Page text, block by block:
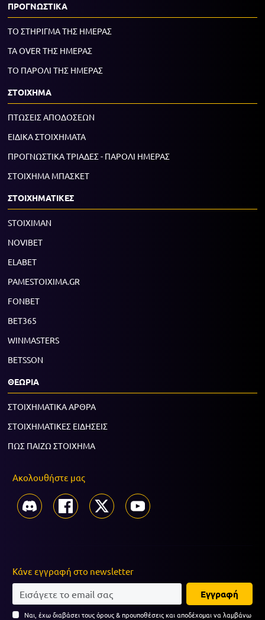
ΠΡΟΓΝΩΣΤΙΚΑ
ΤΟ ΣΤΗΡΙΓΜΑ ΤΗΣ ΗΜΕΡΑΣ
ΤΑ OVER ΤΗΣ ΗΜΕΡΑΣ
ΤΟ ΠΑΡΟΛΙ ΤΗΣ ΗΜΕΡΑΣ
ΣΤΟΙΧΗΜΑ
ΠΤΩΣΕΙΣ ΑΠΟΔΟΣΕΩΝ
ΕΙΔΙΚΑ ΣΤΟΙΧΗΜΑΤΑ
ΠΡΟΓΝΩΣΤΙΚΑ ΤΡΙΑΔΕΣ - ΠΑΡΟΛΙ ΗΜΕΡΑΣ
ΣΤΟΙΧΗΜΑ ΜΠΑΣΚΕΤ
ΣΤΟΙΧΗΜΑΤΙΚΕΣ
STOIXIMAN
NOVIBET
ELABET
PAMESTOIXIMA.GR
FONBET
BET365
WINMASTERS
BETSSON
ΘΕΩΡΙΑ
ΣΤΟΙΧΗΜΑΤΙΚΑ ΑΡΘΡΑ
ΣΤΟΙΧΗΜΑΤΙΚΕΣ ΕΙΔΗΣΕΙΣ
ΠΩΣ ΠΑΙΖΩ ΣΤΟΙΧΗΜΑ
Ακολουθήστε μας
Κάνε εγγραφή στο newsletter
Εγγραφή
Ναι, έχω διαβάσει τους όρους & προυποθέσεις και αποδέχομαι να λαμβάνω